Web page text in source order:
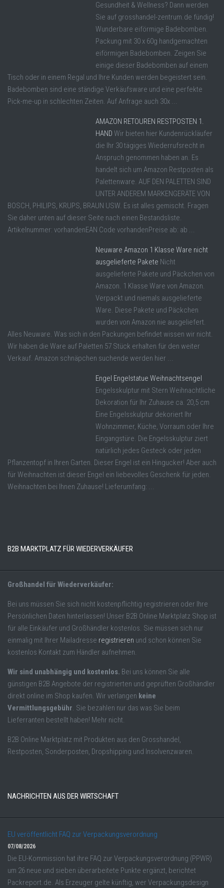
Gesundheit & Wellness? Dann werden
Sie auf grosshandel-zentrum.de fündig!
Wunderbare eiförmige Badebomben.
Packung mit 30 x 60g handgemachten
eiförmigen Badebomben. Zeigen Sie
einige dieser Badebomben auf einem
Tisch oder in einem Regal und Ihre Kunden werden begeistert sein.
Badebomben sind eine ständige Verkäufsware und eine perfekte
Pick-me-up in schlechten Zeiten. Auf Anfrage auch 30x ...
AMAZON RETOUREN RESTPOSTEN 1.
HAND Wir bieten hier Kundenrückläufer
die Ihr 30 tägiges Wiederrufsrecht in
Anspruch genommen haben an. Es
handelt sich um Amazon Restposten als
Palettenware. AUF DEN PALETTEN SIND
UNTER ANDEREM MARKENGERÄTE VON
BOSCH, PHILIPS, KRUPS, BRAUN USW. Es ist alles gemischt. Fragen
Sie daher unten auf dieser Seite nach einen Bestandsliste.
Artikelnummer: vorhandenEAN Code vorhandenPreise ab: ab ...
Neuware Amazon 1 Klasse Ware nicht
ausgelieferte Pakete Nicht
ausgelieferte Pakete und Päckchen von
Amazon. 1 Klasse Ware von Amazon.
Verpackt und niemals ausgelieferte
Ware. Diese Pakete und Päckchen
wurden von Amazon nie ausgeliefert.
Alles Neuware. Was sich in den Packungen befindet wissen wir nicht.
Wir haben die Ware auf Paletten 57 Stück erhalten für den weiter
Verkauf. Amazon schnäpchen suchende werden hier ...
Engel Engelstatue Weihnachtsengel
Engelsskulptur mit Stern Weihnachtliche
Dekoration für Ihr Zuhause ca. 20,5 cm
Eine Engelsskulptur dekoriert Ihr
Wohnzimmer, Küche, Vorraum oder Ihre
Eingangstüre. Die Engelsskulptur ziert
natürlich jedes Gesteck oder jeden
Pflanzentopf in Ihren Garten. Dieser Engel ist ein Hingucker! Aber auch
für Weihnachten ist dieser Engel ein liebevolles Geschenk für jeden.
Weihnachten bei Ihnen Zuhause! Lieferumfang: ...
B2B MARKTPLATZ FÜR WIEDERVERKÄUFER
Großhandel für Wiederverkäufer:
Bei uns müssen Sie sich nicht kostenpflichtig registrieren oder Ihre
Persönlichen Daten hinterlassen! Unser B2B Online Marktplatz Shop ist
für alle Einkäufer und Großhändler kostenlos. Sie müssen sich nur
einmalig mit Ihrer Mailadresse registrieren und schon können Sie
kostenlos Kontakt zum Händler aufnehmen.
Wir sind unabhängig und kostenlos. Bei uns können Sie alle
günstigen B2B Angebote der registrierten und geprüften Großhändler
direkt online im Shop kaufen. Wir verlangen keine
Vermittlungsgebühr. Sie bezahlen nur das was Sie beim
Lieferranten bestellt haben! Mehr nicht.
B2B Online Marktplatz mit Produkten aus den Grosshandel,
Restposten, Sonderposten, Dropshipping und Insolvenzwaren.
NACHRICHTEN AUS DER WIRTSCHAFT
EU veröffentlicht FAQ zur Verpackungsverordnung
07/08/2026
Die EU-Kommission hat ihre FAQ zur Verpackungsverordnung (PPWR)
um 26 neue und sieben überarbeitete Punkte ergänzt, berichtet
Packreport.de. Als Erzeuger gelte künftig, wer Verpackungsdesign